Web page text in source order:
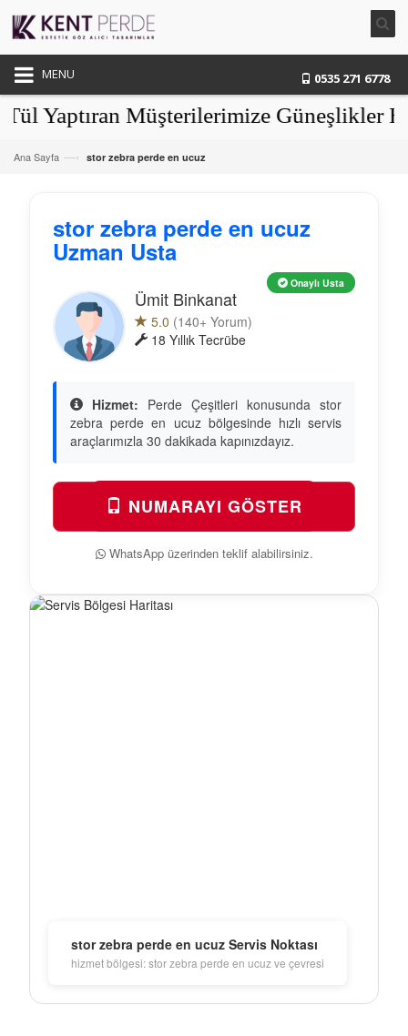
0535 271 6778
MENU
Müşterilerimize Güneşlikler
Ana Sayfa —› stor zebra perde en ucuz
stor zebra perde en ucuz
Uzman Usta
Onaylı Usta
Ümit Binkanat
5.0 (140+ Yorum)
18 Yıllık Tecrübe
Hizmet: Perde Çeşitleri konusunda stor
zebra perde en ucuz bölgesinde hızlı servis
araçlarımızla 30 dakikada kapınızdayız.
NUMARAYI GÖSTER
WhatsApp üzerinden teklif alabilirsiniz.
stor zebra perde en ucuz Servis Noktası
hizmet bölgesi: stor zebra perde en ucuz ve çevresi